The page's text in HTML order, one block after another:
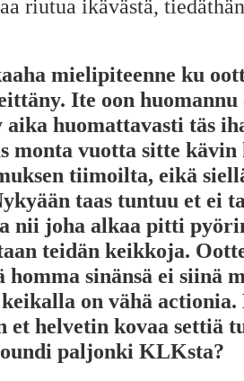
riutua ikävästä,
mielipiteenne ku
Ite oon
aika huomattavasti täs
monta vuotta sitte
tiimoilta, eikä
taas tuntuu et ei
nii joha alkaa pitti
teidän keikkoja.
homma sinänsä ei siinä
on vähä
et helvetin kovaa settiä
paljonki KLKsta?